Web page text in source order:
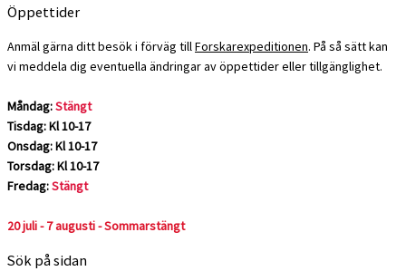
Öppettider
Anmäl gärna ditt besök i förväg tillForskarexpeditionen. På så sätt kan
vi meddela dig eventuella ändringar av öppettider eller tillgänglighet.
Måndag:Stängt
Tisdag: Kl 10-17
Onsdag: Kl 10-17
Torsdag: Kl 10-17
Fredag:Stängt
20 juli - 7 augusti - Sommarstängt
Sök på sidan